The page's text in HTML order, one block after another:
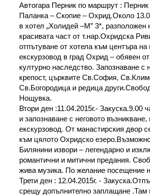
Автогара Перник по маршрут :
Паланка – Скопие – Охрид.Около
в хотел „Холидей –М” 3*, разположен
красивата част от т.нар.Охридска
отпътуване от хотела към центъра
екскурзовод в град Охрид – обявен
културно наследство. Запознаване с
крепост, църквите Св.София,
Св.Богородица и редица
Нощувка.
Втори ден :11.04.2015г.- Закуска.9.00
и запознаване с неговото
екскурзовод. От манастирския двор
към цялото Охридско
Билянини извори – легендарно и
романтични и митични предания.
жива музика. По желание посещение
Трети ден : 12.04.2015г. -
срещу допълнително заплащане .Там